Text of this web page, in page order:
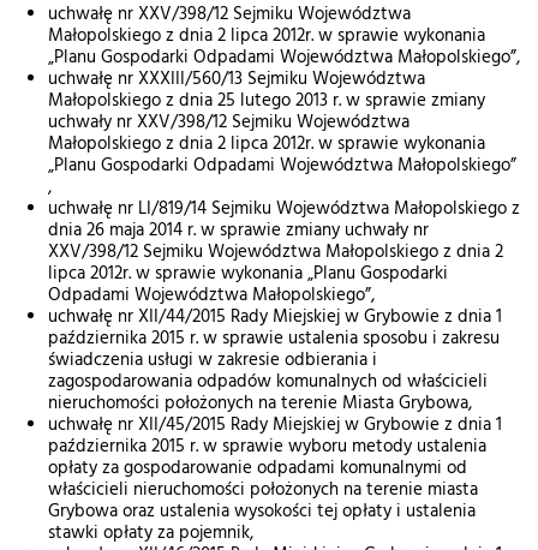
uchwałę nr XXV/398/12 Sejmiku Województwa
Małopolskiego z dnia 2 lipca 2012r. w sprawie wykonania
„Planu Gospodarki Odpadami Województwa Małopolskiego”,
uchwałę nr XXXIII/560/13 Sejmiku Województwa
Małopolskiego z dnia 25 lutego 2013 r. w sprawie zmiany
uchwały nr XXV/398/12 Sejmiku Województwa
Małopolskiego z dnia 2 lipca 2012r. w sprawie wykonania
„Planu Gospodarki Odpadami Województwa Małopolskiego”
,
uchwałę nr LI/819/14 Sejmiku Województwa Małopolskiego z
dnia 26 maja 2014 r. w sprawie zmiany uchwały nr
XXV/398/12 Sejmiku Województwa Małopolskiego z dnia 2
lipca 2012r. w sprawie wykonania „Planu Gospodarki
Odpadami Województwa Małopolskiego”,
uchwałę nr XII/44/2015 Rady Miejskiej w Grybowie z dnia 1
października 2015 r. w sprawie ustalenia sposobu i zakresu
świadczenia usługi w zakresie odbierania i
zagospodarowania odpadów komunalnych od właścicieli
nieruchomości położonych na terenie Miasta Grybowa,
uchwałę nr XII/45/2015 Rady Miejskiej w Grybowie z dnia 1
października 2015 r. w sprawie wyboru metody ustalenia
opłaty za gospodarowanie odpadami komunalnymi od
właścicieli nieruchomości położonych na terenie miasta
Grybowa oraz ustalenia wysokości tej opłaty i ustalenia
stawki opłaty za pojemnik,